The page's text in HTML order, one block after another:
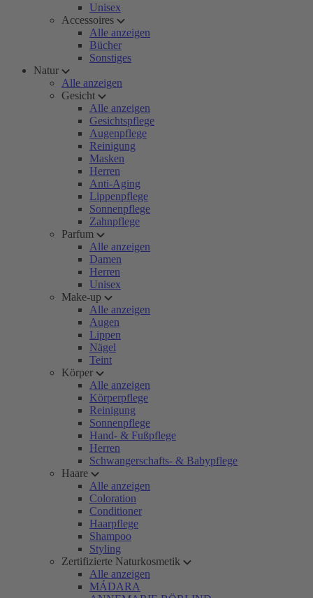
Unisex
Accessoires
Alle anzeigen
Bücher
Sonstiges
Natur
Alle anzeigen
Gesicht
Alle anzeigen
Gesichtspflege
Augenpflege
Reinigung
Masken
Herren
Anti-Aging
Lippenpflege
Sonnenpflege
Zahnpflege
Parfum
Alle anzeigen
Damen
Herren
Unisex
Make-up
Alle anzeigen
Augen
Lippen
Nägel
Teint
Körper
Alle anzeigen
Körperpflege
Reinigung
Sonnenpflege
Hand- & Fußpflege
Herren
Schwangerschafts- & Babypflege
Haare
Alle anzeigen
Coloration
Conditioner
Haarpflege
Shampoo
Styling
Zertifizierte Naturkosmetik
Alle anzeigen
MÁDARA